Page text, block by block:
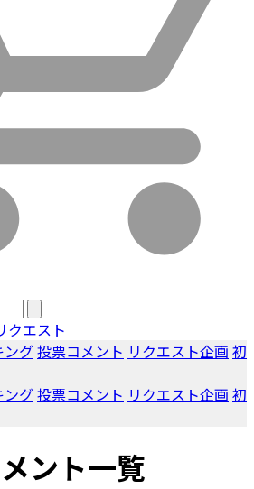
クエスト
ング投票コメント リクエスト企画 初
ング投票コメント リクエスト企画 初
ント一覧